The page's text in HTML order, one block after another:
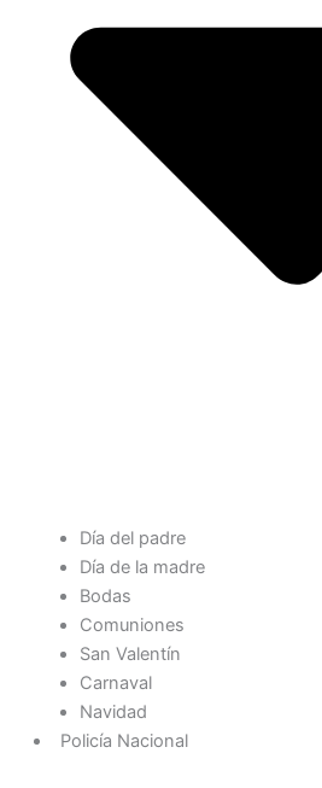
Día del padre
Día de la madre
Bodas
Comuniones
San Valentín
Carnaval
Navidad
Policía Nacional